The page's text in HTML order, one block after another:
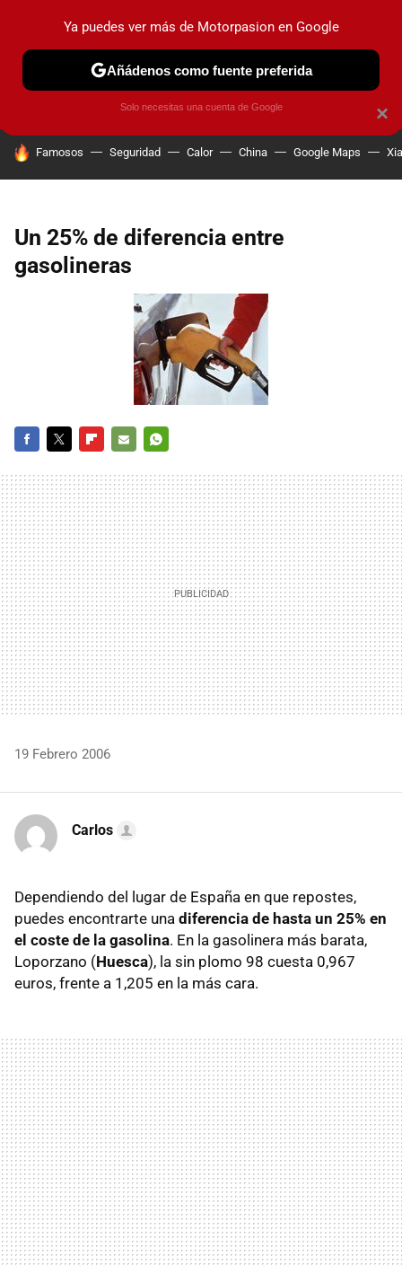
PRUEBAS COCHES ELÉCTRICOS OBSERVATORIO
HOY SE HABLA DE
Famosos Seguridad Calor China Google Maps
Un 25% de diferencia entre
gasolineras
MAIL
19 Febrero 2006
Carlos
Dependiendo del lugar de España en que repostes,
puedes encontrarte una diferencia de hasta un 25% en
el coste de la gasolina. En la gasolinera más barata,
Loporzano (Huesca), la sin plomo 98 cuesta 0,967
euros, frente a 1,205 en la más cara.
×
Ya puedes ver más de Motorpasion en Google
Añádenos como fuente preferida
Solo necesitas una cuenta de Google